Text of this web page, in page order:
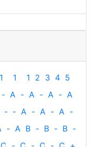
1 1 1 2 3 4 5
- A - A - A - A
‐ - A - A - A -
- A B - B - B -